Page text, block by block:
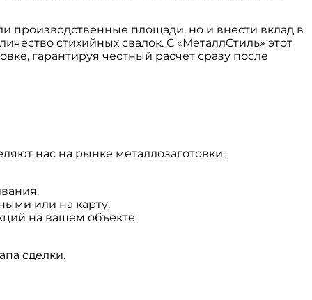
производственные площади, но и внести вклад в
стихийных свалок. С «МеталлСтиль» этот
гарантируя честный расчет сразу после
нас на рынке металлозаготовки:
или на карту.
на вашем объекте.
сделки.